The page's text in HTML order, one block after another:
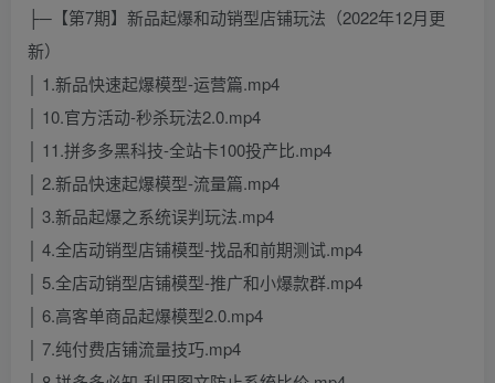
├─【第7期】新品起爆和动销型店铺玩法（2022年12月更
新）
│ 1.新品快速起爆模型-运营篇.mp4
│ 10.官方活动-秒杀玩法2.0.mp4
│ 11.拼多多黑科技-全站卡100投产比.mp4
│ 2.新品快速起爆模型-流量篇.mp4
│ 3.新品起爆之系统误判玩法.mp4
│ 4.全店动销型店铺模型-找品和前期测试.mp4
│ 5.全店动销型店铺模型-推广和小爆款群.mp4
│ 6.高客单商品起爆模型2.0.mp4
│ 7.纯付费店铺流量技巧.mp4